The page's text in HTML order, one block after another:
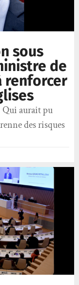
sous
de
renforcer
Qui aurait pu
des risques